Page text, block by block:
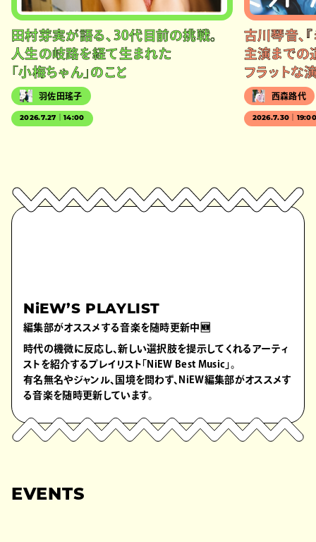
田村芽実が語る、30代目前の挑戦。
人生の岐路を経て生まれた
「小梅ちゃん」のこと
羽佐田瑤子
2026.7.27｜14:00
古川琴音、
主演までの
フラットな
西森路代
2026.7.30｜
NiEW’S PLAYLIST
編集部がオススメする音楽を随時更新中🆕
時代の機微に反応し、新しい選択肢を提示してくれるアーティ
ストを紹介するプレイリスト「NiEW Best Music」。
有名無名やジャンル、国境を問わず、NiEW編集部がオススメす
る音楽を随時更新しています。
EVENTS